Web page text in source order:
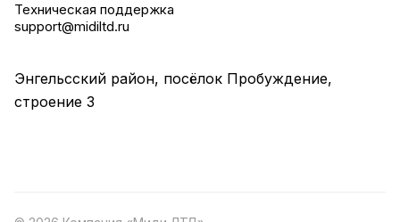
Техническая поддержка
support@midiltd.ru
Энгельсский район, посёлок Пробуждение,
строение 3